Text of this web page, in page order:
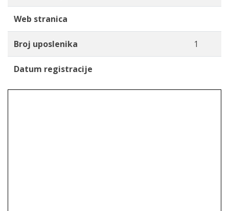
Web stranica
Broj uposlenika 1
Datum registracije